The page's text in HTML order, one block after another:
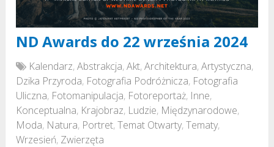
ND Awards do 22 września 2024
Kalendarz,Abstrakcja,Akt,Architektura,Artystyczna,
Dzika Przyroda, Fotografia Podróżnicza, Fotografia
Uliczna, Fotomanipulacja, Fotoreportaż, Inne,
Konceptualna, Krajobraz, Ludzie, Międzynarodowe,
Moda, Natura, Portret,Temat Otwarty,Tematy,
Wrzesień, Zwierzęta